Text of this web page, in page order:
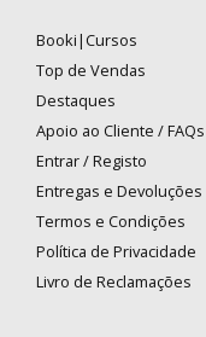
Booki|Cursos
Top de Vendas
Destaques
Apoio ao Cliente / FAQs
Entrar / Registo
Entregas e Devoluções
Termos e Condições
Política de Privacidade
Livro de Reclamações